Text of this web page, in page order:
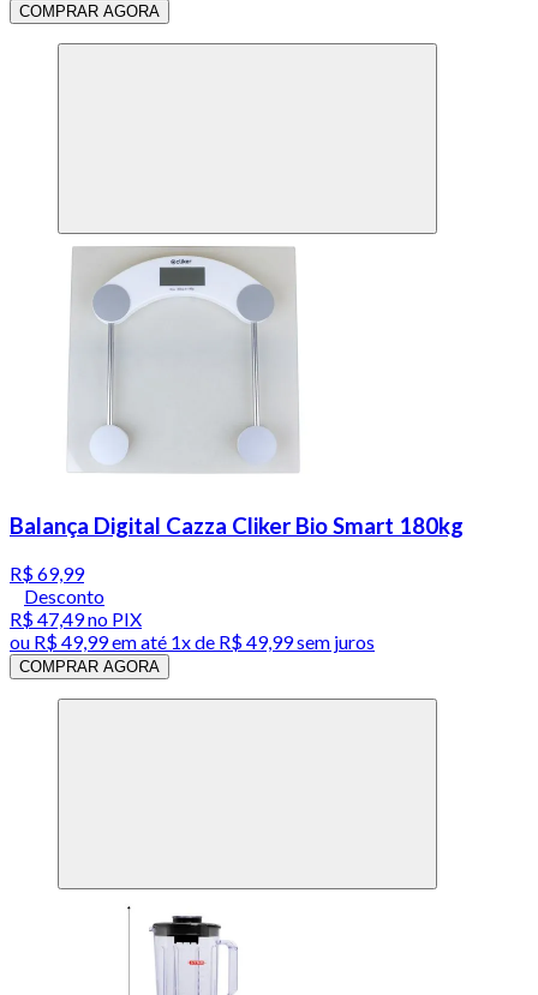
COMPRAR AGORA
Balança Digital Cazza Cliker Bio Smart 180kg
R$ 69,99
Desconto
R$ 47,49no PIX
ou R$ 49,99em até 1x de R$ 49,99sem juros
COMPRAR AGORA